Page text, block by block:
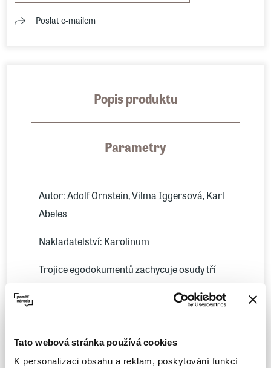
Tato webová stránka používá cookies
K personalizaci obsahu a reklam, poskytování funkcí
Poslat e-mailem
Popis produktu
Parametry
Autor: Adolf Ornstein, Vilma Iggersová, Karl
Abeles
Nakladatelství: Karolinum
Trojice egodokumentů zachycuje osudy tří
Adolf Ornstein na život své rodiny na Vysočině
několik let před jeho deportací do Terezína,
kde zahynul. Vzpomínky stoleté historičky